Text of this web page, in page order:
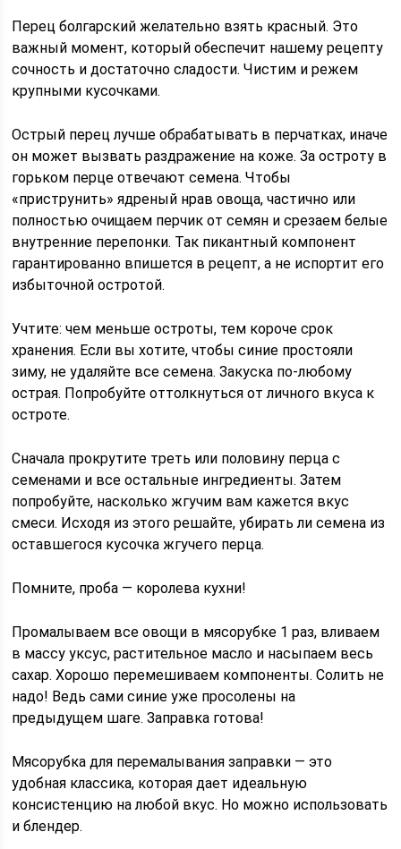
Перец болгарский желательно взять красный. Это
важный момент, который обеспечит нашему рецепту
сочность и достаточно сладости. Чистим и режем
крупными кусочками.
Острый перец лучше обрабатывать в перчатках, иначе
он может вызвать раздражение на коже. За остроту в
горьком перце отвечают семена. Чтобы
«приструнить» ядреный нрав овоща, частично или
полностью очищаем перчик от семян и срезаем белые
внутренние перепонки. Так пикантный компонент
гарантированно впишется в рецепт, а не испортит его
избыточной остротой.
Учтите: чем меньше остроты, тем короче срок
хранения. Если вы хотите, чтобы синие простояли
зиму, не удаляйте все семена. Закуска по-любому
острая. Попробуйте оттолкнуться от личного вкуса к
остроте.
Сначала прокрутите треть или половину перца с
семенами и все остальные ингредиенты. Затем
попробуйте, насколько жгучим вам кажется вкус
смеси. Исходя из этого решайте, убирать ли семена из
оставшегося кусочка жгучего перца.
Помните, проба — королева кухни!
Промалываем все овощи в мясорубке 1 раз, вливаем
в массу уксус, растительное масло и насыпаем весь
сахар. Хорошо перемешиваем компоненты. Солить не
надо! Ведь сами синие уже просолены на
предыдущем шаге. Заправка готова!
Мясорубка для перемалывания заправки — это
удобная классика, которая дает идеальную
консистенцию на любой вкус. Но можно использовать
и блендер.